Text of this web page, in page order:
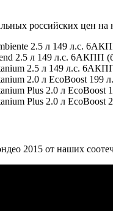
российских цен
2.5 л 149 л.с.
2.5 л 149 л.с. 6АКПП
2.5 л 149 л.с.
2.0 л EcoBoost 199
Plus 2.0 л
Plus 2.0 л
2015 от наших